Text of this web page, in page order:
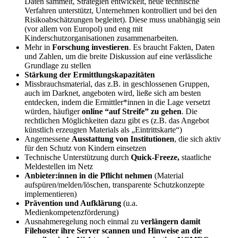
Verfahren unterstützt, Unternehmen kontrolliert und bei den
Risikoabschätzungen begleitet). Diese muss unabhängig sein
(vor allem von Europol) und eng mit
Kinderschutzorganisationen zusammenarbeiten.
Mehr in Forschung investieren. Es braucht Fakten, Daten
und Zahlen, um die breite Diskussion auf eine verlässliche
Grundlage zu stellen
Stärkung der Ermittlungskapazitäten
Missbrauchsmaterial, das z.B. in geschlossenen Gruppen,
auch im Darknet, angeboten wird, ließe sich am besten
entdecken, indem die Ermittler*innen in die Lage versetzt
würden, häufigeronline “auf Streife” zu gehen. Die
rechtlichen Möglichkeiten dazu gibt es (z.B. das Angebot
künstlich erzeugten Materials als „Eintrittskarte“)
Angemessene Ausstattung von Institutionen, die sich aktiv
für den Schutz von Kindern einsetzen
Technische Unterstützung durch Quick-Freeze, staatliche
Meldestellen im Netz
Anbieter:innen in die Pflicht nehmen (Material
aufspüren/melden/löschen, transparente Schutzkonzepte
implementieren)
Prävention und Aufklärung (u.a.
Medienkompetenzförderung)
Ausnahmeregelung noch einmal zu verlängern damit
Filehoster ihre Server scannen und Hinweise an die